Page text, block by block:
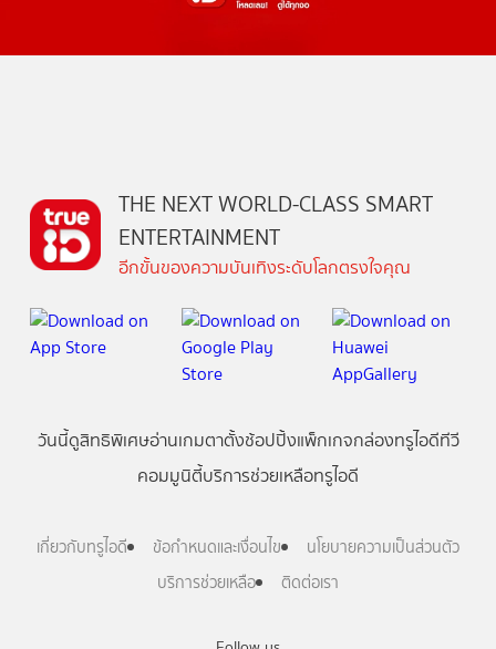
THE NEXT WORLD-CLASS SMART
ENTERTAINMENT
อีกขั้นของความบันเทิงระดับโลกตรงใจคุณ
วันนี้ดูสิทธิพิเศษอ่านเกมตาตั้งช้อปปิ้งแพ็กเกจกล่องทรูไอดีทีวี
คอมมูนิตี้บริการช่วยเหลือทรูไอดี
เกี่ยวกับทรูไอดี ข้อกำหนดและเงื่อนไข
นโยบายความเป็นส่วนตัว
บริการช่วยเหลือ
ติดต่อเรา